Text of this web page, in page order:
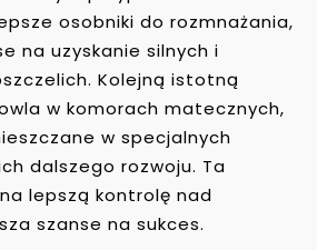
osobniki do rozmnażania,
na uzyskanie silnych i
Kolejną istotną
w komorach matecznych,
w specjalnych
dalszego rozwoju. Ta
lepszą kontrolę nad
szanse na sukces.